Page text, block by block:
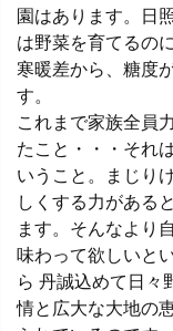
園はあります。日
は野菜を育てるの
寒暖差から、糖度
す。
これまで家族全員
たこと・・・それ
いうこと。まじり
しくする力がある
ます。そんなより
味わって欲しいと
ら 丹誠込めて日々
情と広大な大地の